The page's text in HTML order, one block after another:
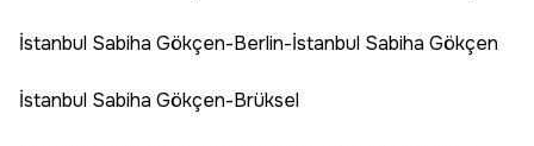
İstanbul Sabiha Gökçen-Berlin-İstanbul Sabiha Gökçen
İstanbul Sabiha Gökçen-Brüksel